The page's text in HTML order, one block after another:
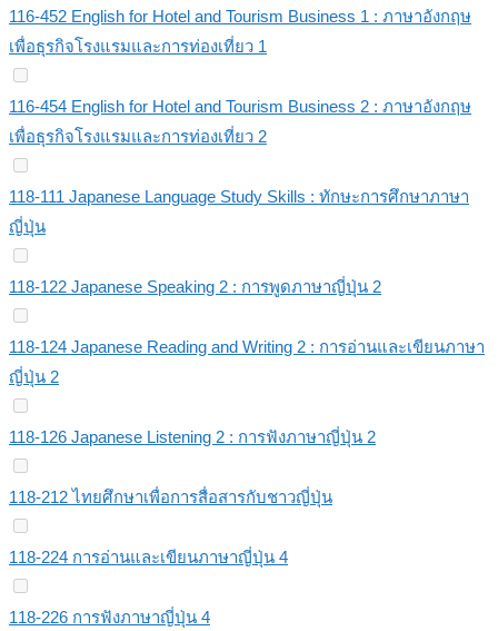
116-452 English for Hotel and Tourism Business 1 : ภาษาอังกฤษ
เพื่อธุรกิจโรงแรมและการท่องเที่ยว 1
116-454 English for Hotel and Tourism Business 2 : ภาษาอังกฤษ
เพื่อธุรกิจโรงแรมและการท่องเที่ยว 2
118-111 Japanese Language Study Skills : ทักษะการศึกษาภาษา
ญี่ปุ่น
118-122 Japanese Speaking 2 : การพูดภาษาญี่ปุ่น 2
118-124 Japanese Reading and Writing 2 : การอ่านและเขียนภาษา
ญี่ปุ่น 2
118-126 Japanese Listening 2 : การฟังภาษาญี่ปุ่น 2
118-212 ไทยศึกษาเพื่อการสื่อสารกับชาวญี่ปุ่น
118-224 การอ่านและเขียนภาษาญี่ปุ่น 4
118-226 การฟังภาษาญี่ปุ่น 4